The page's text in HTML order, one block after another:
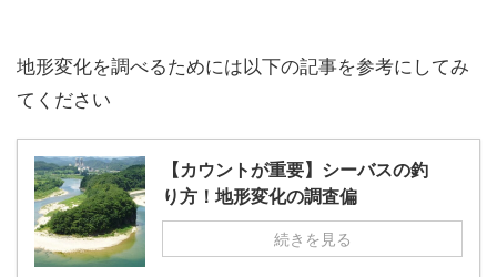
地形変化を調べるためには以下の記事を参考にしてみ
てください
【カウントが重要】シーバスの釣
り方！地形変化の調査偏
続きを見る